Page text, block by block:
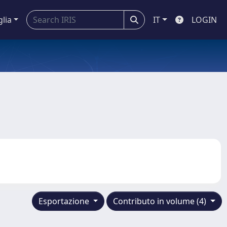
IT LOGIN
Contributo in volume (4)
Esportazione